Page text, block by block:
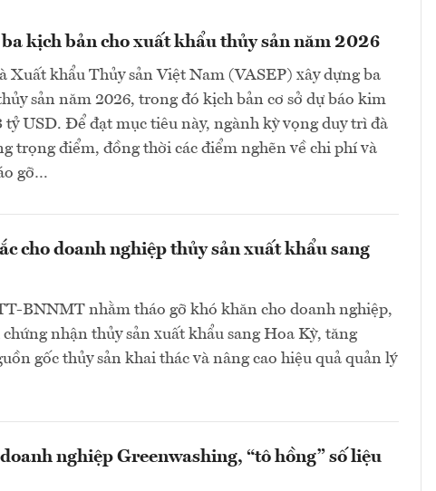
kịch bản cho xuất khẩu thủy sản năm 2026
Xuất khẩu Thủy sản Việt Nam (VASEP) xây dựng ba
sản năm 2026, trong đó kịch bản cơ sở dự báo kim
tỷ USD. Để đạt mục tiêu này, ngành kỳ vọng duy trì đà
trọng điểm, đồng thời các điểm nghẽn về chi phí và
gỡ…
cho doanh nghiệp thủy sản xuất khẩu sang
BNNMT nhằm tháo gỡ khó khăn cho doanh nghiệp,
nhận thủy sản xuất khẩu sang Hoa Kỳ, tăng
gốc thủy sản khai thác và nâng cao hiệu quả quản lý
nghiệp Greenwashing, “tô hồng” số liệu